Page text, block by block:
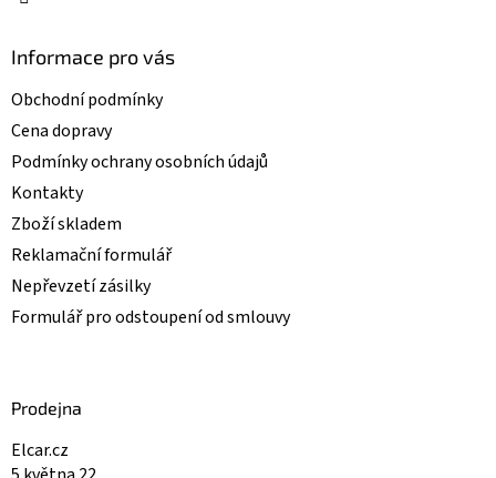
Informace pro vás
Obchodní podmínky
Cena dopravy
Podmínky ochrany osobních údajů
Kontakty
Zboží skladem
Reklamační formulář
Nepřevzetí zásilky
Formulář pro odstoupení od smlouvy
Prodejna
Elcar.cz